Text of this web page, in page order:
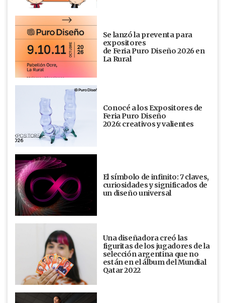
Se lanzó la preventa para
expositores
de Feria Puro Diseño 2026 en
La Rural
Conocé a los Expositores de
Feria Puro Diseño
2026: creativos y valientes
El símbolo de infinito: 7 claves,
curiosidades y significados de
un diseño universal
Una diseñadora creó las
figuritas de los jugadores de la
selección argentina que no
están en el álbum del Mundial
Qatar 2022